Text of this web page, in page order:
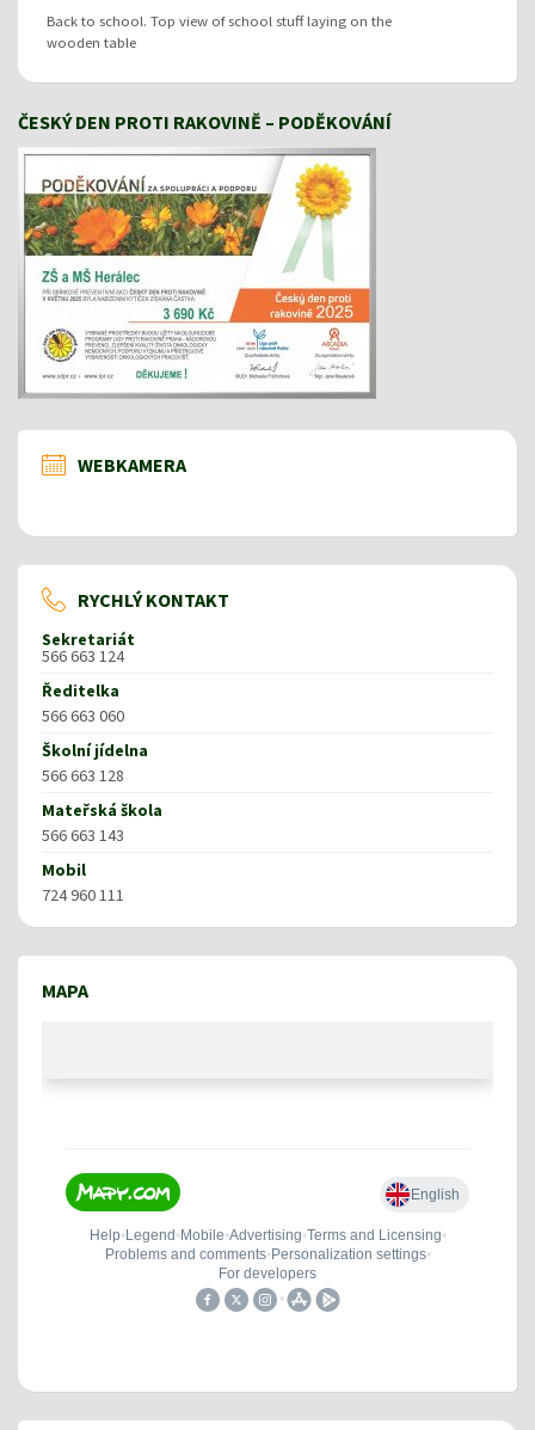
Back to school. Top view of school stuff laying on the
wooden table
ČESKÝ DEN PROTI RAKOVINĚ – PODĚKOVÁNÍ
WEBKAMERA
RYCHLÝ KONTAKT
Sekretariát
566 663 124
Ředitelka
566 663 060
Školní jídelna
566 663 128
Mateřská škola
566 663 143
Mobil
724 960 111
MAPA